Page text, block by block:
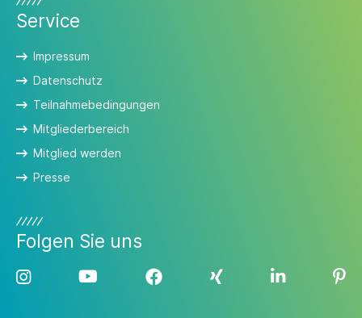
Service
Impressum
Datenschutz
Teilnahmebedingungen
Mitgliederbereich
Mitglied werden
Presse
Folgen Sie uns